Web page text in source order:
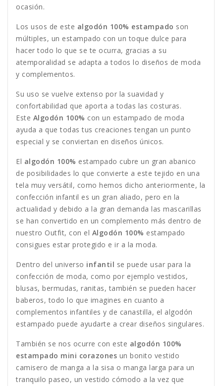
ocasión.
Los usos de este algodón 100% estampado son
múltiples, un estampado con un toque dulce para
hacer todo lo que se te ocurra, gracias a su
atemporalidad se adapta a todos lo diseños de moda
y complementos.
Su uso se vuelve extenso por la suavidad y
confortabilidad que aporta a todas las costuras.
Este Algodón 100% con un estampado de moda
ayuda a que todas tus creaciones tengan un punto
especial y se conviertan en diseños únicos.
El algodón 100% estampado cubre un gran abanico
de posibilidades lo que convierte a este tejido en una
tela muy versátil, como hemos dicho anteriormente, la
confección infantil es un gran aliado, pero en la
actualidad y debido a la gran demanda las mascarillas
se han convertido en un complemento más dentro de
nuestro Outfit, con el Algodón 100% estampado
consigues estar protegido e ir a la moda.
Dentro del universo infantil se puede usar para la
confección de moda, como por ejemplo vestidos,
blusas, bermudas, ranitas, también se pueden hacer
baberos, todo lo que imagines en cuanto a
complementos infantiles y de canastilla, el algodón
estampado puede ayudarte a crear diseños singulares.
También se nos ocurre con este algodón 100%
estampado mini corazones un bonito vestido
camisero de manga a la sisa o manga larga para un
tranquilo paseo, un vestido cómodo a la vez que